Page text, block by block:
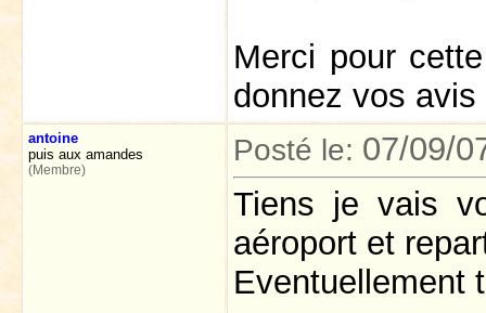
Merci pour
donnez vos
antoine
puis aux amandes
(Membre)
Posté le: 07/09/
Tiens je vais
aéroport et
Eventuellement